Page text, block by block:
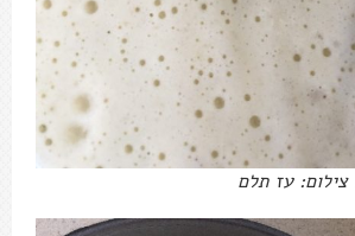
צילום: עז תלם